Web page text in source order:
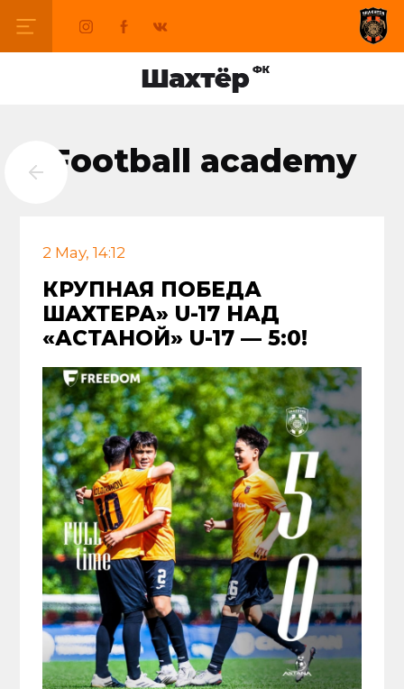
Football academy
2 May, 14:12
КРУПНАЯ ПОБЕДА
ШАХТЕРА» U-17 НАД
«АСТАНОЙ» U-17 — 5:0!